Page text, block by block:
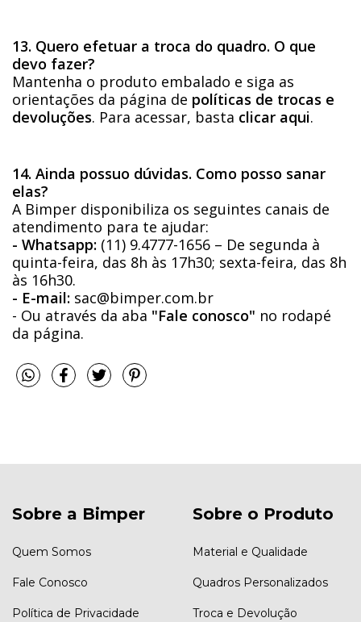
13. Quero efetuar a troca do quadro. O que
devo fazer?
Mantenha o produto embalado e siga as
orientações da página de políticas de trocas e
devoluções. Para acessar, basta clicar aqui.
14. Ainda possuo dúvidas. Como posso sanar
elas?
A Bimper disponibiliza os seguintes canais de
atendimento para te ajudar:
- Whatsapp: (11) 9.4777-1656 – De segunda à
quinta-feira, das 8h às 17h30; sexta-feira, das 8h
às 16h30.
- E-mail: sac@bimper.com.br
- Ou através da aba "Fale conosco" no rodapé
da página.
Sobre a Bimper
Quem Somos
Fale Conosco
Política de Privacidade
Sobre o Produto
Material e Qualidade
Quadros Personalizados
Troca e Devolução